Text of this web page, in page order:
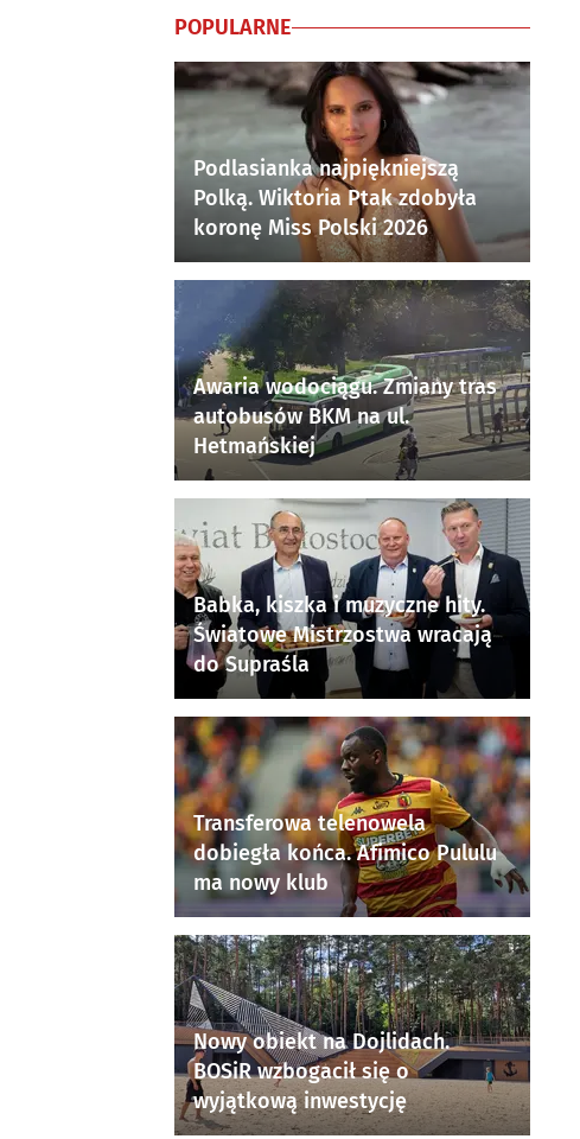
POPULARNE
Podlasianka najpiękniejszą
Polką. Wiktoria Ptak zdobyła
koronę Miss Polski 2026
Awaria wodociągu. Zmiany tras
autobusów BKM na ul.
Hetmańskiej
Babka, kiszka i muzyczne hity.
Światowe Mistrzostwa wracają
do Supraśla
Transferowa telenowela
dobiegła końca. Afimico Pululu
ma nowy klub
Nowy obiekt na Dojlidach.
BOSiR wzbogacił się o
wyjątkową inwestycję